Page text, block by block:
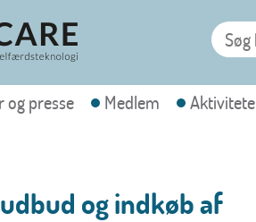
og presse Medlem
og indkøb af